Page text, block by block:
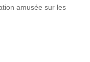
amusée sur les